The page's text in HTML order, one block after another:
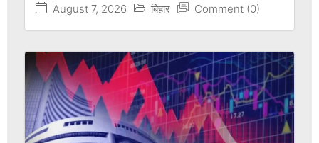
August 7, 2026 बिहार Comment (0)